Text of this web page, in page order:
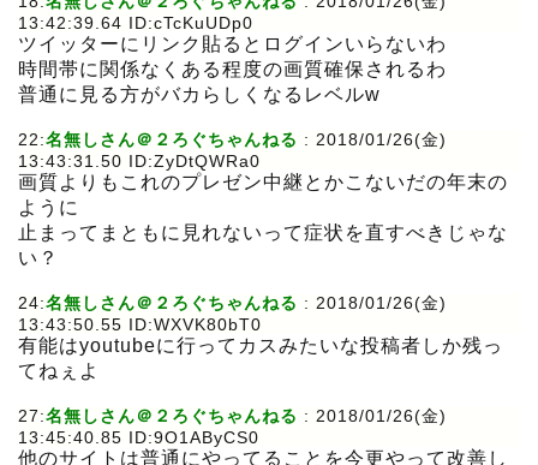
13:42:39.64 ID:cTcKuUDp0
ツイッターにリンク貼るとログインいらないわ
時間帯に関係なくある程度の画質確保されるわ
普通に見る方がバカらしくなるレベルw
22:名無しさん＠２ろぐちゃんねる : 2018/01/26(金)
13:43:31.50 ID:ZyDtQWRa0
画質よりもこれのプレゼン中継とかこないだの年末の
ように
止まってまともに見れないって症状を直すべきじゃな
い？
24:名無しさん＠２ろぐちゃんねる : 2018/01/26(金)
13:43:50.55 ID:WXVK80bT0
有能はyoutubeに行ってカスみたいな投稿者しか残っ
てねぇよ
27:名無しさん＠２ろぐちゃんねる : 2018/01/26(金)
13:45:40.85 ID:9O1AByCS0
他のサイトは普通にやってることを今更やって改善し